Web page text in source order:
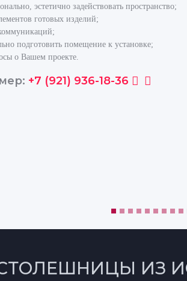
эстетично задействовать пространство;
готовых изделий;
подготовить помещение к установке;
о Вашем проекте.
+7 (921) 936-18-36
ИЗ